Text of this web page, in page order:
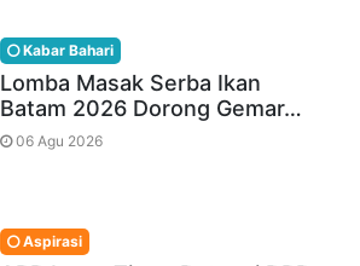
Kabar Bahari
Lomba Masak Serba Ikan
Batam 2026 Dorong Gemar…
06 Agu 2026
Aspirasi